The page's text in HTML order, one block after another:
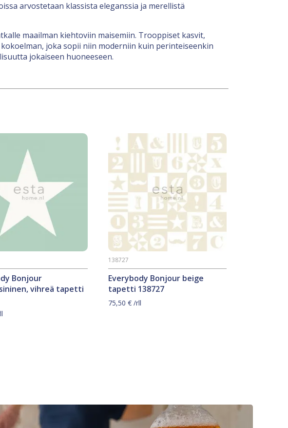
arvostetaan klassista eleganssia ja merellistä
maailman kiehtoviin maisemiin. Trooppiset kasvit,
joka sopii niin moderniin kuin perinteiseenkin
jokaiseen huoneeseen.
Bonjour
vihreä tapetti
Everybody Bonjour beige
tapetti 138727
138727
75,50€ /rll